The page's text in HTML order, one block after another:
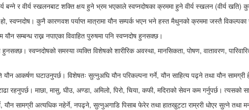
बन्ने र वीर्य स्खलनबाट शक्ति क्षय हुने भ्रम भएकाले स्वप्नदोषका क्रममा हुने वीर्य स्खलन (वीर्य खति)
हो, स्वप्नदोष। कुनै कारणवश पर्याप्त मात्रामा यौन सम्पर्क भएन भने हस्त मैथुनको क्रममा जस्तै
सम्बन्ध राख्न नपाएका विवाहित पुरुषमा पनि स्वप्नदोष हुनसक्छ।
स्वप्नदोषको समस्या व्यक्ति विशेषको शारीरिक अवस्था, मानसिकता, पोषण, वातावरण,
आकर्षण घटाउनुपर्छ। विशेषतः सुत्नुअघि यौन परिकल्पना गर्ने, यौन साहित्य पढ्ने तथा यौन सामग्री
रहनुपर्छ। माछा, मासु, घीउ, अण्डा, अमिलो, पिरो, चिया, कफी, मदिराको सेवन कम गर्नुपर्छ। त्यसको
यौन सामग्री अत्यधिक नहेर्ने, नपढ्ने, सुत्नुअगाडि पिसाब फेरेर तथा हातखुट्टा राम्ररी धोएर सुत्ने तथा